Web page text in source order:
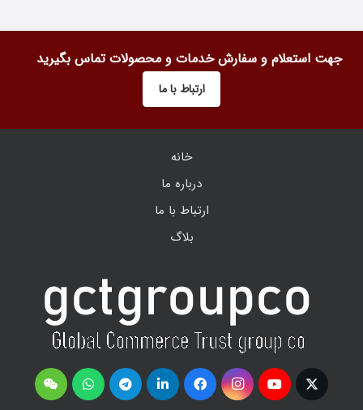
جهت استعلام و سفارش خدمات و محصولات تماس بگیرید
ارتباط با ما
خانه
درباره ما
ارتباط با ما
بلاگ